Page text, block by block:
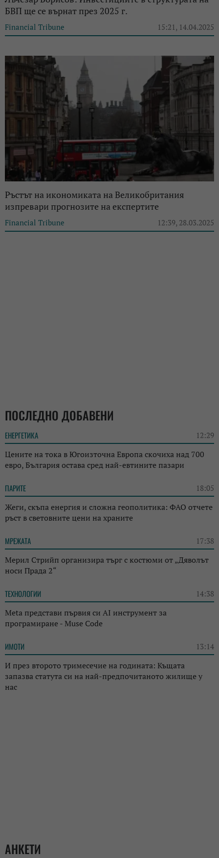
БВП ще се върнат през 2025 г.
Financial Tribune 15:21, 14.04.2025
Ръстът на икономиката на Великобритания
изпревари прогнозите на експертите
Financial Tribune 12:39, 28.03.2025
ПОСЛЕДНО ДОБАВЕНИ
ЕНЕРГЕТИКА 12:29
Цените на тока в Югоизточна Европа скочиха над 700
евро, България остава сред най-евтините пазари
ПАРИТЕ 18:05
Жеги, скъпа енергия и сложна геополитика: ФАО отчете
ръст в световните цени на храните
МРЕЖАТА 17:38
Мерил Стрийп организира търг с костюми от „Дяволът
носи Прада 2“
ТЕХНОЛОГИИ 14:38
Meta представи първия си AI инструмент за
програмиране - Muse Code
ИМОТИ 13:14
И през второто тримесечие на годината: Къщата
запазва статута си на най-предпочитаното жилище у
нас
АНКЕТИ